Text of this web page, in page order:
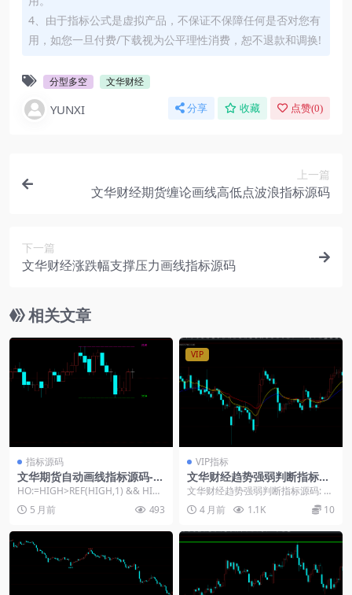
4、由于指标公式是虚拟产品，不保证不保障任何是否对您有
用，如您一旦付费/下载视为公平理性消费，恕不退款和调换!
分型多空 文华财经
YUNXI 分享 收藏 点赞(0)
上一篇
文华财经期货缠论画线高低点波浪指标源码
下一篇
文华财经涨跌幅支撑压力画线指标源码
相关文章
指标源码
文华期货自动画线指标源码-高
低点压力支撑精准识别系统
HO:=HIGH>REF(HIGH,1) && HIG
H&...
5 月前 493
VIP
VIP指标
文华财经趋势强弱判断指标源
码
文华财经趋势强弱判断指标源码: 指
标以12日、26日指数均线差值形成
DIFF，...
4 月前 1.1K 10